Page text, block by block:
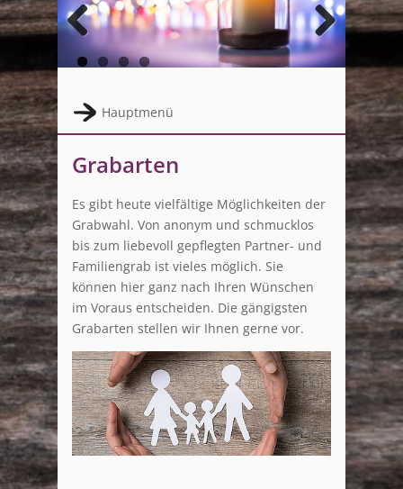
Zurück Weiter
Hauptmenü
FÜRSORGE
FÜR MEINEN TODESFALL
FÜR MEINE BESTATTUNG
Bestattungsarten
Grabarten
Anonymes Grabfeld
Baumbestattung
Rasengrab
Grabarten
Es gibt heute vielfältige Möglichkeiten der
Grabwahl. Von anonym und schmucklos
bis zum liebevoll gepflegten Partner- und
Familiengrab ist vieles möglich. Sie
können hier ganz nach Ihren Wünschen
im Voraus entscheiden. Die gängigsten
Grabarten stellen wir Ihnen gerne vor.